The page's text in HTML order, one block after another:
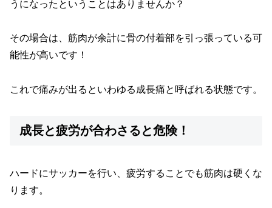
うになったということはありませんか？
その場合は、筋肉が余計に骨の付着部を引っ張っている可
能性が高いです！
これで痛みが出るといわゆる成長痛と呼ばれる状態です。
成長と疲労が合わさると危険！
ハードにサッカーを行い、疲労することでも筋肉は硬くな
ります。